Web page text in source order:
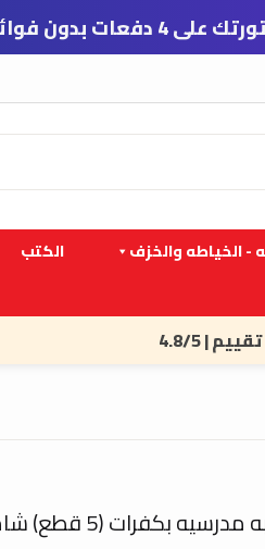
ورسوم تأخير
- الخياطه والخزف الكتب
بكفرات (5 قطع) شامبيون